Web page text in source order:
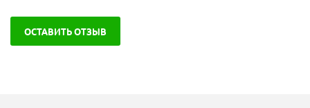
ОСТАВИТЬ ОТЗЫВ